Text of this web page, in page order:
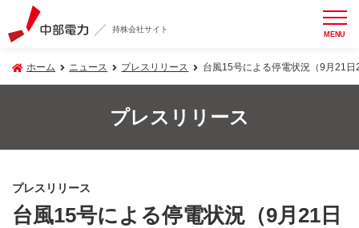
持株会社サイト MENU
ホーム ニュース プレスリリース 台風15号による停電状況（9月21日
プレスリリース
プレスリリース
台風15号による停電状況（9月21日